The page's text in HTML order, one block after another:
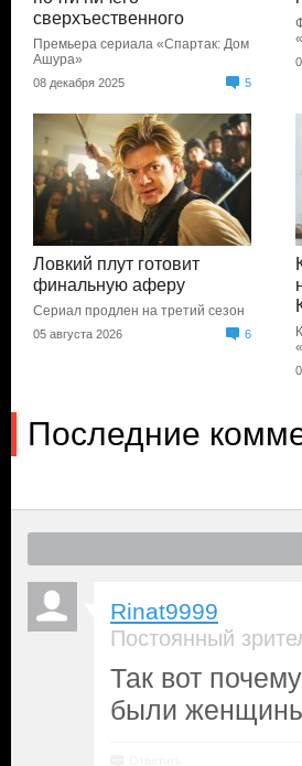
сверхъественного
Премьера сериала «Спартак: Дом
Ашура»
08 декабря 2025 5
Ловкий плут готовит
финальную аферу
Сериал продлен на третий сезон
05 августа 2026 6
Последние
Rinat9999
Постоянный
Так вот
были